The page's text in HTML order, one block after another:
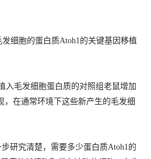
细胞的蛋白质Atoh1的关键基因移植
毛发细胞蛋白质的对照组老鼠增加
，在通常环境下这些新产生的毛发细
研究清楚，需要多少蛋白质Atoh1的